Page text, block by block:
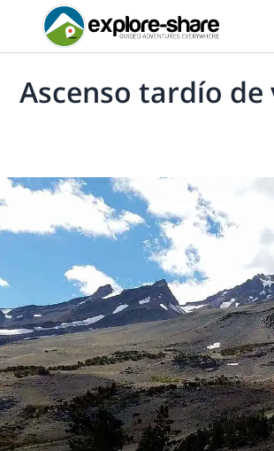
Ascenso tardío